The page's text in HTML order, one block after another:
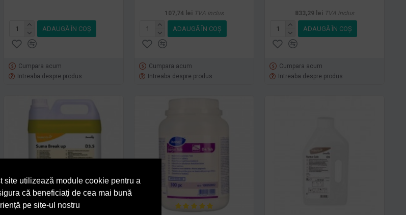
site utilizează module cookie pentru a
că beneficiați de cea mai bună
pe site-ul nostru
ADAUGĂ ÎN COŞ
Cumpara acum
Intreaba despre produs
107,74 lei TVA inclus
ADAUGĂ ÎN COŞ
Cumpara acum
Intreaba despre produs
833,29 lei TVA inclus
ADAUGĂ ÎN COŞ
Cumpara acum
Intreaba despre produs